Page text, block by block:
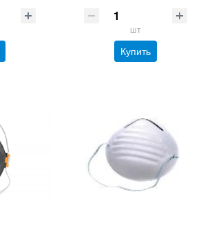
шт
Купить